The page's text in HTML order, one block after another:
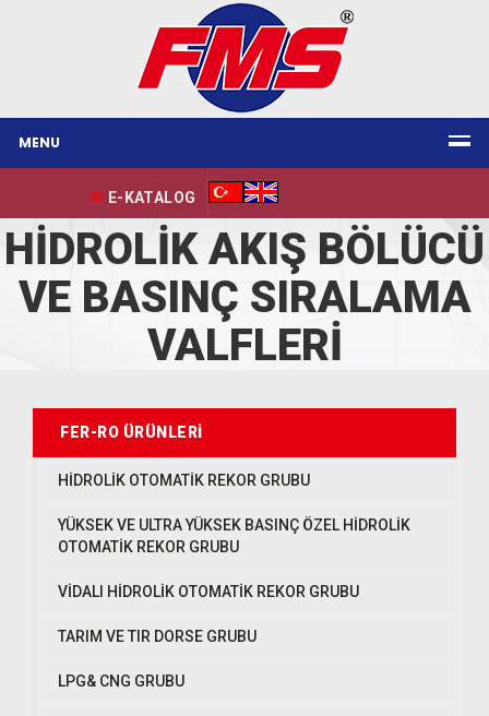
MENU
E-KATALOG
HİDROLİK AKIŞ BÖLÜCÜ
VE BASINÇ SIRALAMA
VALFLERİ
FER-RO ÜRÜNLERI
HİDROLİK OTOMATİK REKOR GRUBU
YÜKSEK VE ULTRA YÜKSEK BASINÇ ÖZEL HİDROLİK
OTOMATİK REKOR GRUBU
VİDALI HİDROLİK OTOMATİK REKOR GRUBU
TARIM VE TIR DORSE GRUBU
LPG& CNG GRUBU